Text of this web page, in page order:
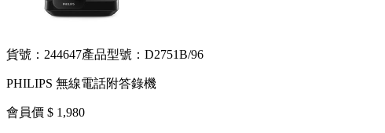
貨號：244647產品型號：D2751B/96
PHILIPS 無線電話附答錄機
會員價 $ 1,980